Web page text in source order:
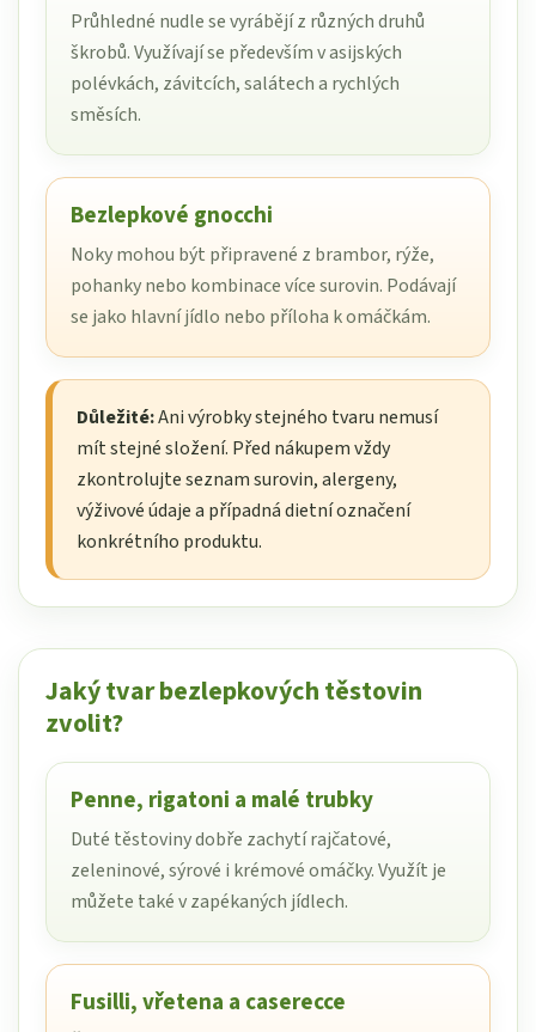
Průhledné nudle se vyrábějí z různých druhů
škrobů. Využívají se především v asijských
polévkách, závitcích, salátech a rychlých
směsích.
Bezlepkové gnocchi
Noky mohou být připravené z brambor, rýže,
pohanky nebo kombinace více surovin. Podávají
se jako hlavní jídlo nebo příloha k omáčkám.
Důležité:Ani výrobky stejného tvaru nemusí
mít stejné složení. Před nákupem vždy
zkontrolujte seznam surovin, alergeny,
výživové údaje a případná dietní označení
konkrétního produktu.
Jaký tvar bezlepkových těstovin
zvolit?
Penne, rigatoni a malé trubky
Duté těstoviny dobře zachytí rajčatové,
zeleninové, sýrové i krémové omáčky. Využít je
můžete také v zapékaných jídlech.
Fusilli, vřetena a caserecce